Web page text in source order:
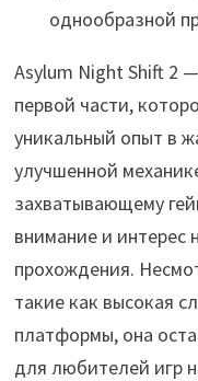
однообразной
Asylum Night Shift 2
первой части,
уникальный опыт в
улучшенной
захватывающему
внимание и интерес
прохождения.
такие как высокая
платформы, она
для любителей игр